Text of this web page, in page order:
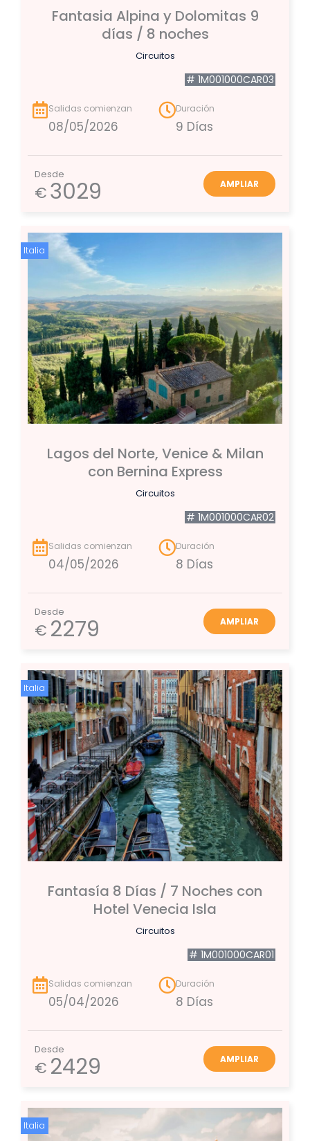
Fantasia Alpina y Dolomitas 9
días / 8 noches
Circuitos
# 1M001000CAR03
Salidas comienzan
08/05/2026
Duración
9 Días
Desde
€3029 AMPLIAR
Italia
Lagos del Norte, Venice & Milan
con Bernina Express
Circuitos
# 1M001000CAR02
Salidas comienzan
04/05/2026
Duración
8 Días
Desde
€ 2279 AMPLIAR
Italia
Fantasía 8 Días / 7 Noches con
Hotel Venecia Isla
Circuitos
# 1M001000CAR01
Salidas comienzan
05/04/2026
Duración
8 Días
Desde
€ 2429 AMPLIAR
Italia